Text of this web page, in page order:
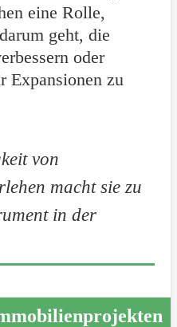
eine Rolle,
geht, die
oder
Expansionen zu
von
macht sie zu
in der